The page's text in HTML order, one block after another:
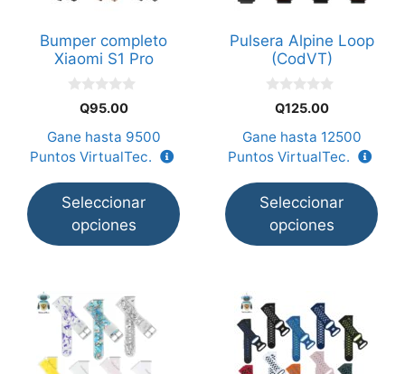
Bumper completo
Xiaomi S1 Pro
5
Q95.00
Gane hasta 9500
Puntos VirtualTec.
Seleccionar
opciones
se
página
de
producto
Pulsera Alpine Loop
(CodVT)
5
Q125.00
Gane hasta 12500
Puntos VirtualTec.
Seleccionar
opciones
Las
se
pueden
página
de
producto
Este
producto
múltiples
Este
producto
tiene
múltiples